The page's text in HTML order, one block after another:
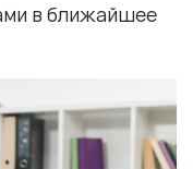
в ближайшее